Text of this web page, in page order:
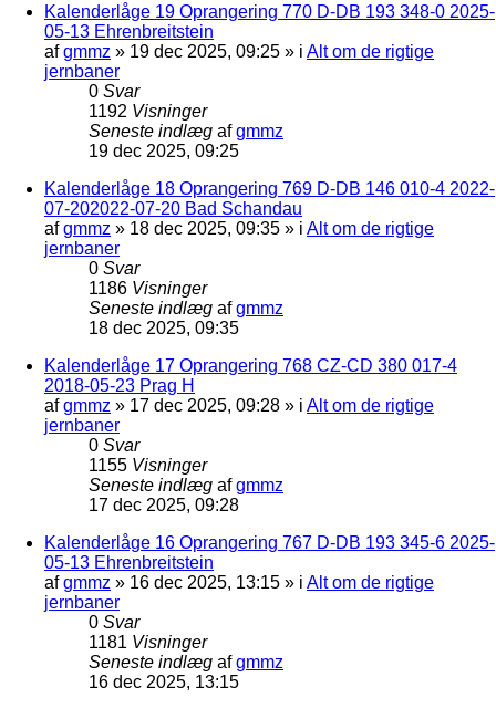
Kalenderlåge 19 Oprangering 770 D-DB 193 348-0 2025-
05-13 Ehrenbreitstein
afgmmz » 19 dec 2025, 09:25 » i Alt om de rigtige
jernbaner
0 Svar
1192 Visninger
Seneste indlæg afgmmz
19 dec 2025, 09:25
Kalenderlåge 18 Oprangering 769 D-DB 146 010-4 2022-
07-202022-07-20 Bad Schandau
afgmmz » 18 dec 2025, 09:35 » i Alt om de rigtige
jernbaner
0 Svar
1186 Visninger
Seneste indlæg afgmmz
18 dec 2025, 09:35
Kalenderlåge 17 Oprangering 768 CZ-CD 380 017-4
2018-05-23 Prag H
afgmmz » 17 dec 2025, 09:28 » i Alt om de rigtige
jernbaner
0 Svar
1155 Visninger
Seneste indlæg afgmmz
17 dec 2025, 09:28
Kalenderlåge 16 Oprangering 767 D-DB 193 345-6 2025-
05-13 Ehrenbreitstein
afgmmz » 16 dec 2025, 13:15 » i Alt om de rigtige
jernbaner
0 Svar
1181 Visninger
Seneste indlæg afgmmz
16 dec 2025, 13:15